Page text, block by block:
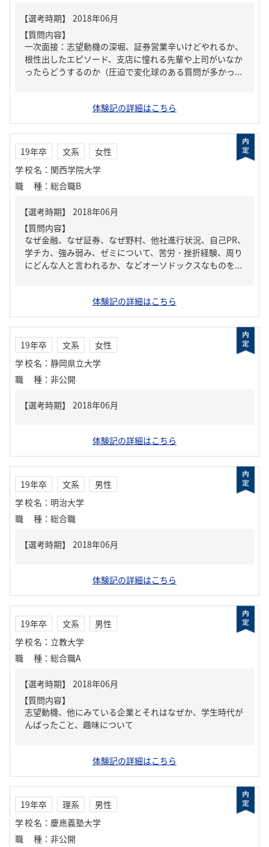
【質問内容】
一次面接：志望動機の深堀、証券営業辛いけどやれるか、
根性出したエピソード、支店に憧れる先輩や上司がいなか
ったらどうするのか（圧迫で変化球のある質問が多かっ...
体験記の詳細はこちら
19年卒 文系
女性
学校名 ： 関西学院大学
職種 ： 総合職B
【質問内容】
なぜ金融、なぜ証券、なぜ野村、他社進行状況、自己PR、
学チカ、強み弱み、ゼミについて、苦労・挫折経験、周り
にどんな人と言われるか、などオーソドックスなものを...
体験記の詳細はこちら
19年卒 文系
女性
学校名 ： 静岡県立大学
職種 ： 非公開
体験記の詳細はこちら
19年卒 文系
男性
学校名 ： 明治大学
職種 ： 総合職
体験記の詳細はこちら
19年卒 文系
男性
学校名 ： 立教大学
職種 ： 総合職A
【質問内容】
志望動機、他にみている企業とそれはなぜか、学生時代が
んばったこと、趣味について
体験記の詳細はこちら
19年卒 理系
男性
学校名 ： 慶應義塾大学
職種 ： 非公開